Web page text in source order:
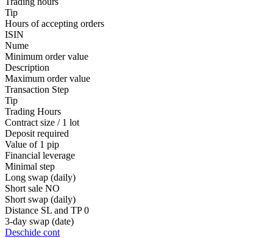
Tip
Hours of accepting orders
ISIN
Nume
Minimum order value
Description
Maximum order value
Transaction Step
Tip
Trading Hours
Contract size / 1 lot
Deposit required
Value of 1 pip
Financial leverage
Minimal step
Long swap (daily)
Short sale NO
Short swap (daily)
Distance SL and TP 0
3-day swap (date)
Deschide cont